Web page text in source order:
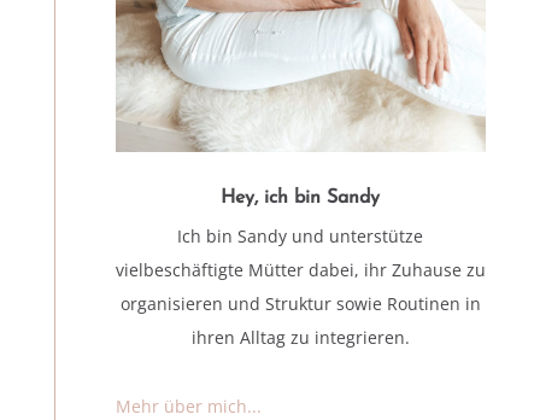
Hey, ich bin Sandy
Ich bin Sandy und unterstütze
vielbeschäftigte Mütter dabei, ihr Zuhause zu
organisieren und Struktur sowie Routinen in
ihren Alltag zu integrieren.
Mehr über mich...